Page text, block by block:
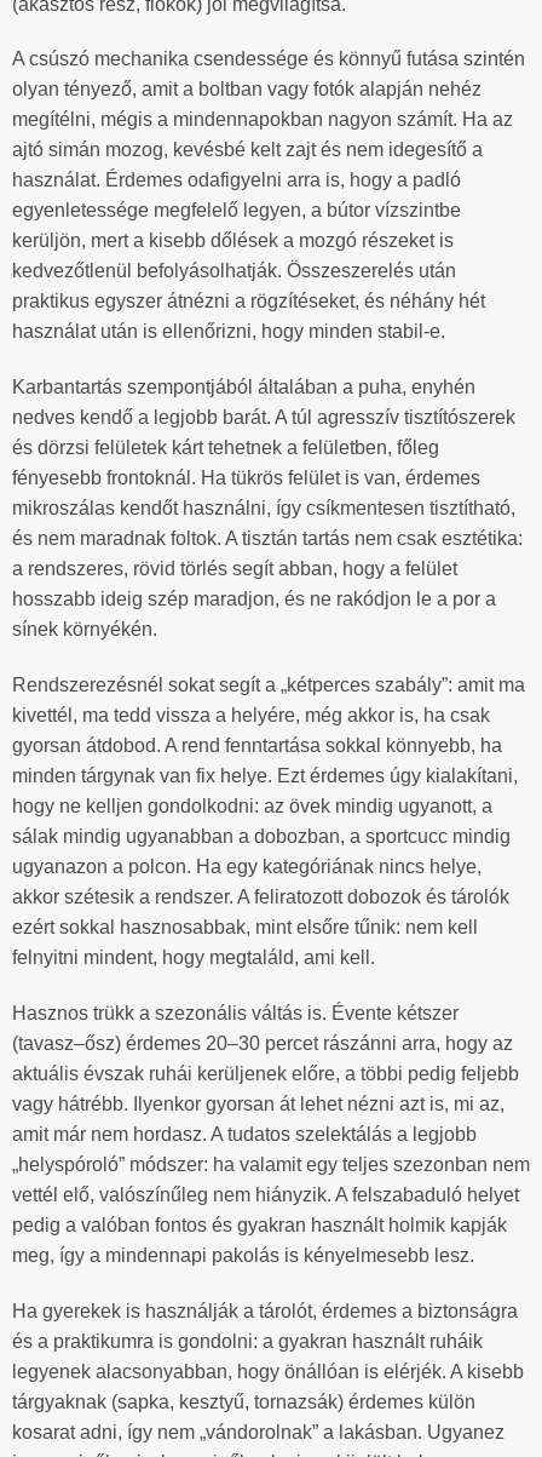
A csúszó mechanika csendessége és könnyű futása szintén
olyan tényező, amit a boltban vagy fotók alapján nehéz
megítélni, mégis a mindennapokban nagyon számít. Ha az
ajtó simán mozog, kevésbé kelt zajt és nem idegesítő a
használat. Érdemes odafigyelni arra is, hogy a padló
egyenletessége megfelelő legyen, a bútor vízszintbe
kerüljön, mert a kisebb dőlések a mozgó részeket is
kedvezőtlenül befolyásolhatják. Összeszerelés után
praktikus egyszer átnézni a rögzítéseket, és néhány hét
használat után is ellenőrizni, hogy minden stabil-e.
Karbantartás szempontjából általában a puha, enyhén
nedves kendő a legjobb barát. A túl agresszív tisztítószerek
és dörzsi felületek kárt tehetnek a felületben, főleg
fényesebb frontoknál. Ha tükrös felület is van, érdemes
mikroszálas kendőt használni, így csíkmentesen tisztítható,
és nem maradnak foltok. A tisztán tartás nem csak esztétika:
a rendszeres, rövid törlés segít abban, hogy a felület
hosszabb ideig szép maradjon, és ne rakódjon le a por a
sínek környékén.
Rendszerezésnél sokat segít a „kétperces szabály”: amit ma
kivettél, ma tedd vissza a helyére, még akkor is, ha csak
gyorsan átdobod. A rend fenntartása sokkal könnyebb, ha
minden tárgynak van fix helye. Ezt érdemes úgy kialakítani,
hogy ne kelljen gondolkodni: az övek mindig ugyanott, a
sálak mindig ugyanabban a dobozban, a sportcucc mindig
ugyanazon a polcon. Ha egy kategóriának nincs helye,
akkor szétesik a rendszer. A feliratozott dobozok és tárolók
ezért sokkal hasznosabbak, mint elsőre tűnik: nem kell
felnyitni mindent, hogy megtaláld, ami kell.
Hasznos trükk a szezonális váltás is. Évente kétszer
(tavasz–ősz) érdemes 20–30 percet rászánni arra, hogy az
aktuális évszak ruhái kerüljenek előre, a többi pedig feljebb
vagy hátrébb. Ilyenkor gyorsan át lehet nézni azt is, mi az,
amit már nem hordasz. A tudatos szelektálás a legjobb
„helyspóroló” módszer: ha valamit egy teljes szezonban nem
vettél elő, valószínűleg nem hiányzik. A felszabaduló helyet
pedig a valóban fontos és gyakran használt holmik kapják
meg, így a mindennapi pakolás is kényelmesebb lesz.
Ha gyerekek is használják a tárolót, érdemes a biztonságra
és a praktikumra is gondolni: a gyakran használt ruháik
legyenek alacsonyabban, hogy önállóan is elérjék. A kisebb
tárgyaknak (sapka, kesztyű, tornazsák) érdemes külön
kosarat adni, így nem „vándorolnak” a lakásban. Ugyanez